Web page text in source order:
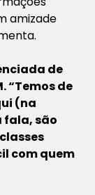
amizade
de
“Temos de
(na
fala, são
com quem